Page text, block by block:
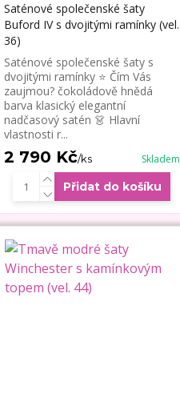
Saténové společenské šaty
Buford IV s dvojitými ramínky (vel.
36)
Saténové společenské šaty s
dvojitými ramínky ⭐ Čím Vás
zaujmou? čokoládově hnědá
barva klasický elegantní
nadčasový satén 👗 Hlavní
vlastnosti r...
2 790 Kč/ks Skladem
Přidat do košíku